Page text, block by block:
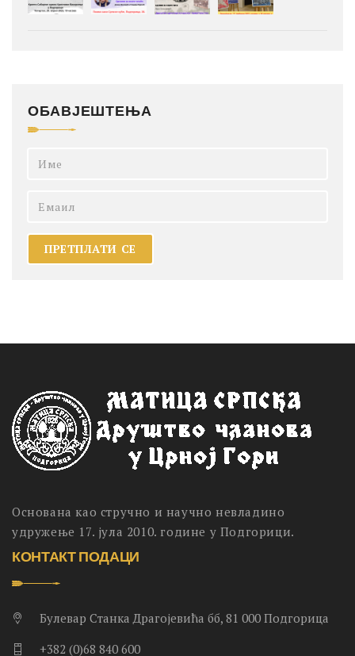
ОБАВЈЕШТЕЊА
Основана као стручно и научно невладино
удружење 17. јула 2010. године у Подгорици.
КОНТАКТ ПОДАЦИ
Булевар Станка Драгојевића бб, 81 000 Подгорица
+382 (0)68 840 600